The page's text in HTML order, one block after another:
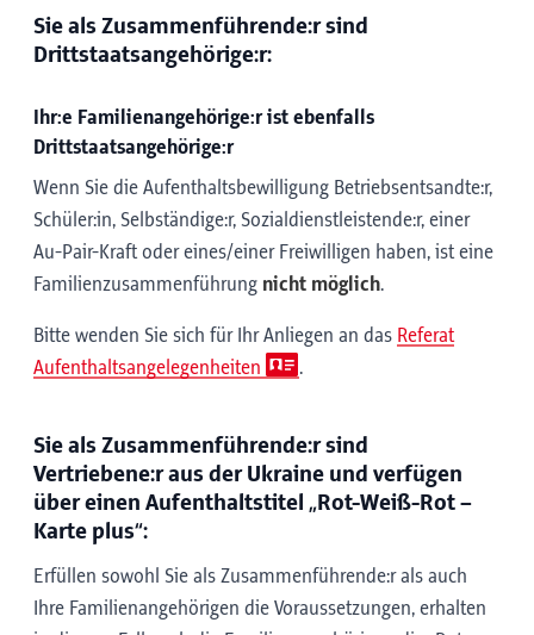
Sie als Zusammenführende:r sind
Drittstaatsangehörige:r:
Ihr:e Familienangehörige:r ist ebenfalls
Drittstaatsangehörige:r
Wenn Sie die Aufenthaltsbewilligung Betriebsentsandte:r,
Schüler:in, Selbständige:r, Sozialdienstleistende:r, einer
Au-Pair-Kraft oder eines/einer Freiwilligen haben, ist eine
Familienzusammenführung nicht möglich.
Bitte wenden Sie sich für Ihr Anliegen an das Referat
Aufenthaltsangelegenheiten
.
Sie als Zusammenführende:r sind
Vertriebene:r aus der Ukraine und verfügen
über einen Aufenthaltstitel „Rot-Weiß-Rot –
Karte plus“:
Erfüllen sowohl Sie als Zusammenführende:r als auch
Ihre Familienangehörigen die Voraussetzungen, erhalten